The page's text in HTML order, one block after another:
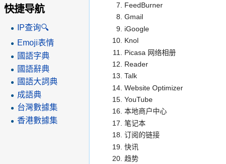
FeedBurner
Gmail
iGoogle
Knol
Picasa 网络相册
Reader
Talk
Website Optimizer
YouTube
本地商户中心
笔记本
订阅的链接
快讯
趋势
快捷导航
IP查询🔍
Emoji表情
國語字典
國語辭典
國語大詞典
成語典
台灣數據集
香港數據集